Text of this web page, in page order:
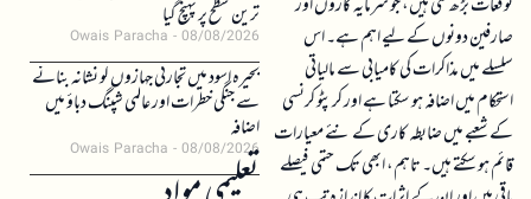
صارفین دونوں کے لیے اہم ہے۔ اس
سلسلے میں مذاکرات کی کامیابی سے مالیاتی
استحکام میں اضافہ ہو سکتا ہے اور کرپٹو کرنسی
کے شعبے میں ضابطہ کاری کے نئے معیارات
قائم ہو سکتے ہیں۔ تاہم، ابھی تک حتمی فیصلے
ترین سطح پر پہنچ گیا
Owais Paracha 08/08/2026
بحیرہ اسود میں تجارتی جہازوں کو نشانہ بنانے
سے جنگی خطرات اور عالمی شپنگ دباؤ میں
اضافہ
Owais Paracha 08/08/2026